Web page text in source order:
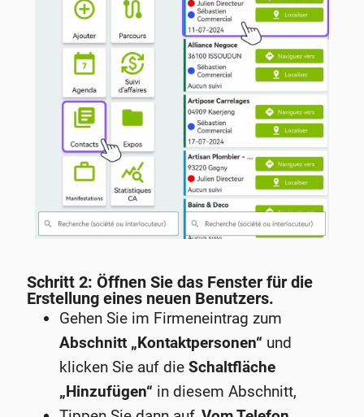
Schritt 2: Öffnen Sie das Fenster für die
Erstellung eines neuen Benutzers.
Gehen Sie im Firmeneintrag zum
Abschnitt „Kontaktpersonen“ und
klicken Sie auf dieSchaltfläche
„Hinzufügen“ in diesem Abschnitt,